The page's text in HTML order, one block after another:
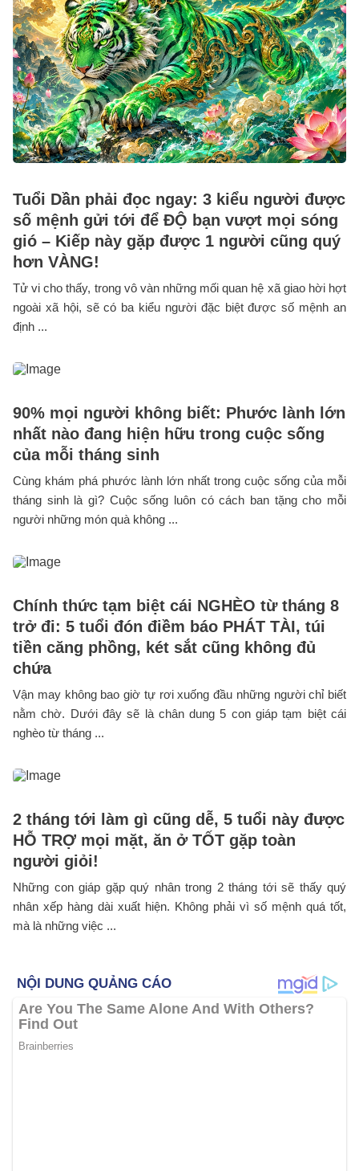
Tuổi Dần phải đọc ngay: 3 kiểu người được
số mệnh gửi tới để ĐỘ bạn vượt mọi sóng
gió – Kiếp này gặp được 1 người cũng quý
hơn VÀNG!
Tử vi cho thấy, trong vô vàn những mối quan hệ xã giao hời hợt
ngoài xã hội, sẽ có ba kiểu người đặc biệt được số mệnh an
định ...
90% mọi người không biết: Phước lành lớn
nhất nào đang hiện hữu trong cuộc sống
của mỗi tháng sinh
Cùng khám phá phước lành lớn nhất trong cuộc sống của mỗi
tháng sinh là gì? Cuộc sống luôn có cách ban tặng cho mỗi
người những món quà không ...
Chính thức tạm biệt cái NGHÈO từ tháng 8
trở đi: 5 tuổi đón điềm báo PHÁT TÀI, túi
tiền căng phồng, két sắt cũng không đủ
chứa
Vận may không bao giờ tự rơi xuống đầu những người chỉ biết
nằm chờ. Dưới đây sẽ là chân dung 5 con giáp tạm biệt cái
nghèo từ tháng ...
2 tháng tới làm gì cũng dễ, 5 tuổi này được
HỖ TRỢ mọi mặt, ăn ở TỐT gặp toàn
người giỏi!
Những con giáp gặp quý nhân trong 2 tháng tới sẽ thấy quý
nhân xếp hàng dài xuất hiện. Không phải vì số mệnh quá tốt,
mà là những việc ...